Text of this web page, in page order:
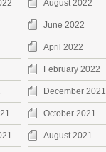
August 2022
June 2022
April 2022
February 2022
December 2021
October 2021
August 2021